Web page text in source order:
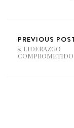
PREVIOUS
LIDERAZGO
COMPROMETIDO